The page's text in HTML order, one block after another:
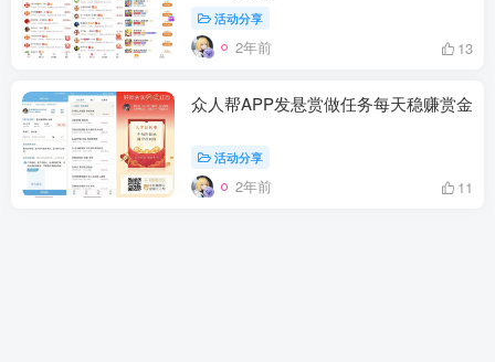
活动分享
2年前 13
众人帮APP发悬赏做任务每天稳赚赏金
活动分享
2年前 11